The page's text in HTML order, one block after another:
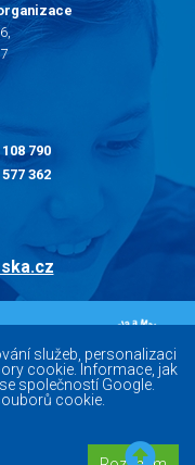
služeb, personalizaci
cookie. Informace, jak
společností Google.
cookie.
790
362
internetových